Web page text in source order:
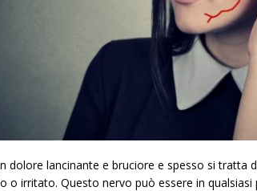
dolore lancinante e bruciore e spesso si tratta
o irritato. Questo nervo può essere in